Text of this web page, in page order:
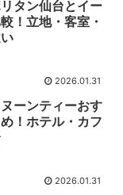
タン仙台とイー
！立地・客室・
2026.01.31
ーンティーおす
！ホテル・カフ
2026.01.31